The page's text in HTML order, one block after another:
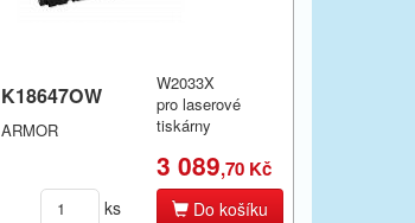
K18647OW
ARMOR
W2033X
pro laserové
tiskárny
3 089,70 Kč
ks Do košíku